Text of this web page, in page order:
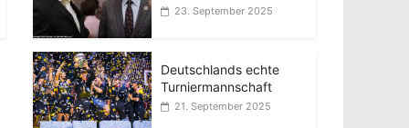
23. September 2025
Deutschlands echte
Turniermannschaft
21. September 2025